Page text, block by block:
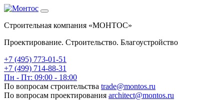
Строительная компания «МОНТОС»
Проектирование. Строительство. Благоустройство
+7 (495) 773-01-51
+7 (499) 714-88-31
Пн - Пт: 09:00 - 18:00
По вопросам строительства trade@montos.ru
По вопросам проектирования architect@montos.ru